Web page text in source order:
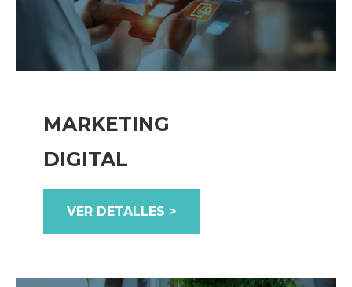
MARKETING
DIGITAL
VER DETALLES >